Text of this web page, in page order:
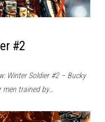
#2
Winter Soldier #2 – Bucky
trained by…